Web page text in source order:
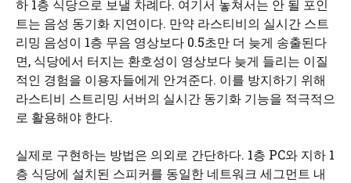
하 1층 식당으로 보낼 차례다. 여기서 놓쳐서는 안 될 포인
트는 음성 동기화 지연이다. 만약 라스티비의 실시간 스트
리밍 음성이 1층 무음 영상보다 0.5초만 더 늦게 송출된다
면, 식당에서 터지는 환호성이 영상보다 늦게 들리는 이질
적인 경험을 이용자들에게 안겨준다. 이를 방지하기 위해
라스티비 스트리밍 서버의 실시간 동기화 기능을 적극적으
로 활용해야 한다.
실제로 구현하는 방법은 의외로 간단하다. 1층 PC와 지하 1
층 식당에 설치된 스피커를 동일한 네트워크 세그먼트 내